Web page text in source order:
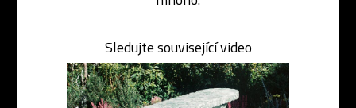
Sledujte související video